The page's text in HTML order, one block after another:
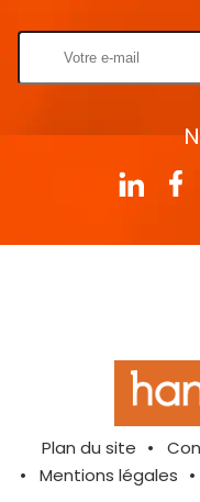
Plan du site
Mentions légales